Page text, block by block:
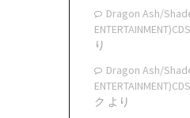
Dragon Ash/
ENTERTAINMENT)CDS
り
Dragon Ash/
ENTERTAINMENT)CDS
ク より